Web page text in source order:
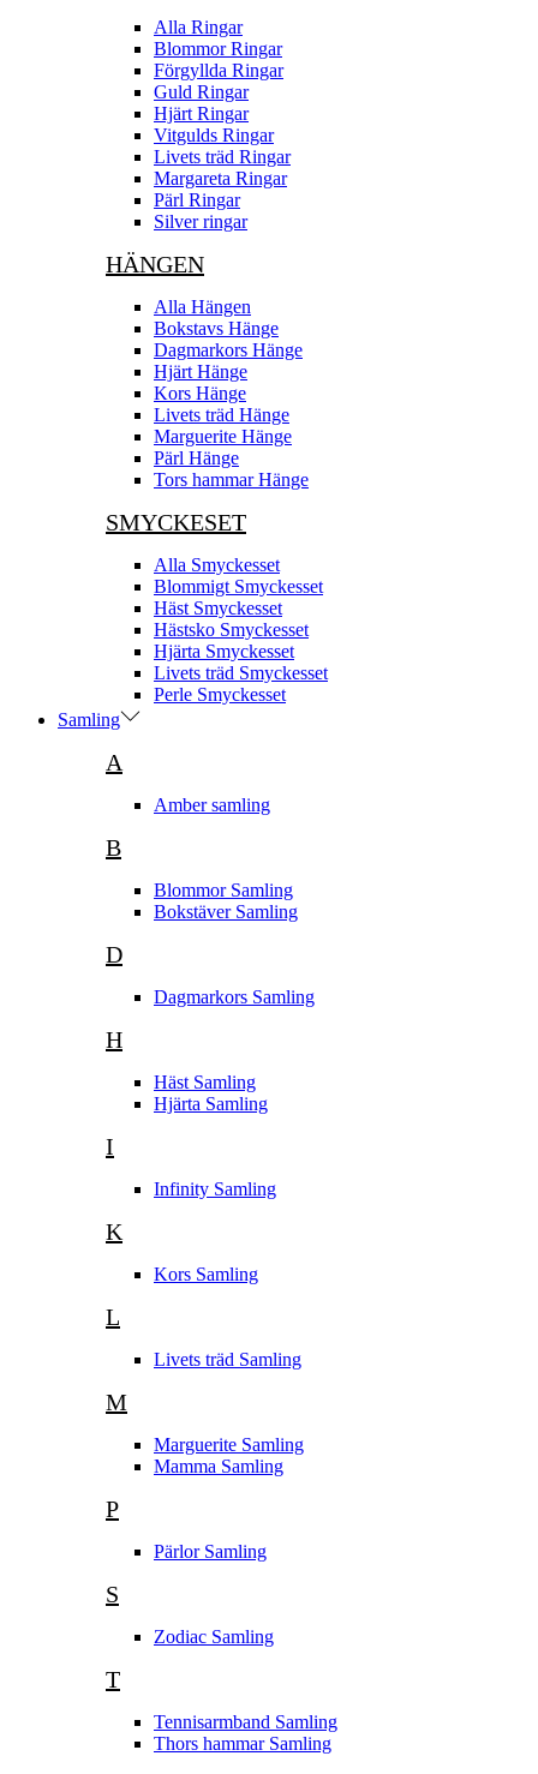
Alla Ringar
Blommor Ringar
Förgyllda Ringar
Guld Ringar
Hjärt Ringar
Vitgulds Ringar
Livets träd Ringar
Margareta Ringar
Pärl Ringar
Silver ringar
HÄNGEN
Alla Hängen
Bokstavs Hänge
Dagmarkors Hänge
Hjärt Hänge
Kors Hänge
Livets träd Hänge
Marguerite Hänge
Pärl Hänge
Tors hammar Hänge
SMYCKESET
Alla Smyckesset
Blommigt Smyckesset
Häst Smyckesset
Hästsko Smyckesset
Hjärta Smyckesset
Livets träd Smyckesset
Perle Smyckesset
Samling
A
Amber samling
B
Blommor Samling
Bokstäver Samling
D
Dagmarkors Samling
H
Häst Samling
Hjärta Samling
I
Infinity Samling
K
Kors Samling
L
Livets träd Samling
M
Marguerite Samling
Mamma Samling
P
Pärlor Samling
S
Zodiac Samling
T
Tennisarmband Samling
Thors hammar Samling